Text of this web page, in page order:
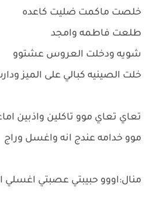
خلصت ماكمت ضليت كاعده
طلعت فاطمه وامجد
شويه ودخلت العروس عشتوو
خلت الصينيه كبالي على الميز
تعاي تعاي موو تاكلين واذبين
موو خدامه عندج انه واغسل وراج
منال:اووو حبيبتي عصبتي اغسلي